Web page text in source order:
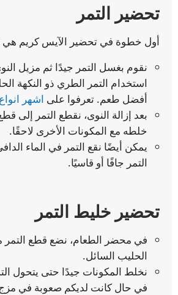
تحضير التمر
أول خطوة في تحضير الآيس كريم هي
نقوم بغسل التمر جيدًا ثم مزيل
استخدام التمر الطري ذو النكهة
أفضل طعم. تعرفوا على اشهر
بعد إزالة النوى، نقطع التمر إلى
خلطه مع المكونات الأخرى لاحقًا.
يمكن أيضًا نقع التمر في الماء
التمر جافًا أو قاسيًا.
تحضير خليط التمر
في محضر الطعام، نضع قطع
الحليب السائل.
نخلط المكونات جيدًا حتى يتحول
في حال كانت لديكم صعوبة في مزج